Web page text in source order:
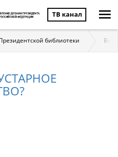
ТВ канал
библиотеки